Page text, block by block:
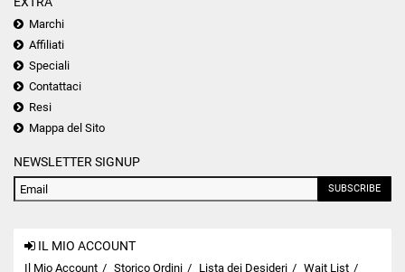
Marchi
Affiliati
Speciali
Contattaci
Resi
Mappa del Sito
NEWSLETTER SIGNUP
SUBSCRIBE
IL MIO ACCOUNT
Il Mio Account Storico Ordini Lista dei Desideri Wait List